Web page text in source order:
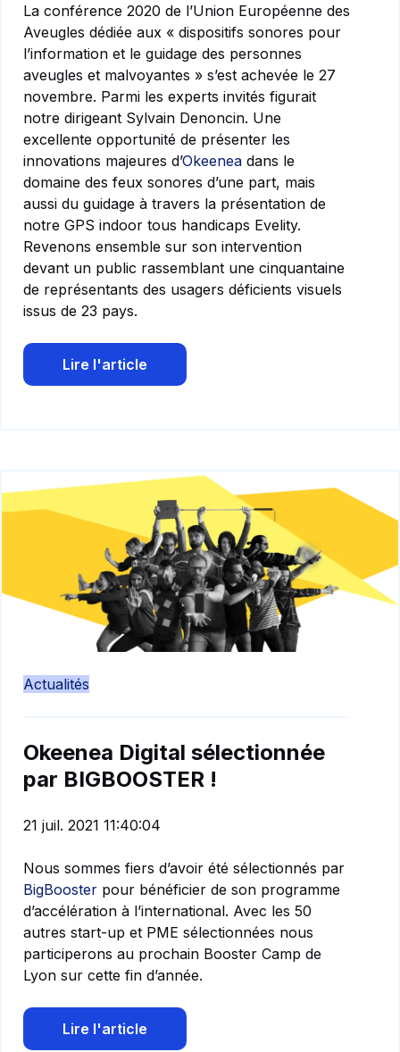
La conférence 2020 de l’Union Européenne des
Aveugles dédiée aux « dispositifs sonores pour
l’information et le guidage des personnes
aveugles et malvoyantes » s’est achevée le 27
novembre. Parmi les experts invités figurait
notre dirigeant Sylvain Denoncin. Une
excellente opportunité de présenter les
innovations majeures d’Okeenea dans le
domaine des feux sonores d’une part, mais
aussi du guidage à travers la présentation de
notre GPS indoor tous handicaps Evelity.
Revenons ensemble sur son intervention
devant un public rassemblant une cinquantaine
de représentants des usagers déficients visuels
issus de 23 pays.
Lire l'article
Actualités
Okeenea Digital sélectionnée
par BIGBOOSTER !
21 juil. 2021 11:40:04
Nous sommes fiers d’avoir été sélectionnés par
BigBooster pour bénéficier de son programme
d’accélération à l’international. Avec les 50
autres start-up et PME sélectionnées nous
participerons au prochain Booster Camp de
Lyon sur cette fin d’année.
Lire l'article